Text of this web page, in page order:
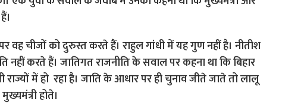
वह चीजों को दुरुस्त करते हैं। राहुल गांधी में यह गुण नहीं है। नीतीश
नहीं करते हैं। जातिगत राजनीति के सवाल पर कहना था कि बिहार
में हो रहा है। जाति के आधार पर ही चुनाव जीते जाते तो लालू
होते।